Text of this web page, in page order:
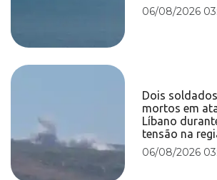
06/08/2026
Dois
mortos em
Líbano
tensão na
06/08/2026